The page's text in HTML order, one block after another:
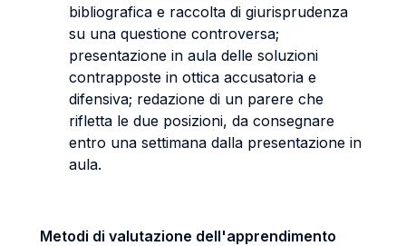
bibliografica e raccolta di giurisprudenza
su una questione controversa;
presentazione in aula delle soluzioni
contrapposte in ottica accusatoria e
difensiva; redazione di un parere che
rifletta le due posizioni, da consegnare
entro una settimana dalla presentazione in
aula.
Metodi di valutazione dell'apprendimento